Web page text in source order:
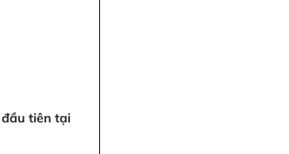
tiên tại